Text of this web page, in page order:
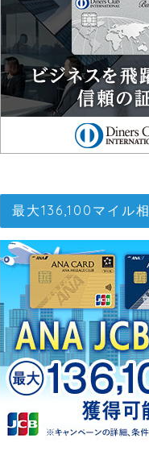
最大136,100マイル